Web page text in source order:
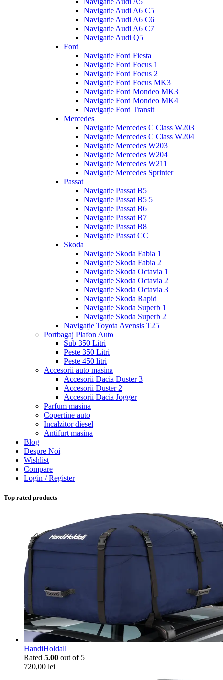
Navigatie Audi A5
Navigatie Audi A6 C5
Navigatie Audi A6 C6
Navigatie Audi A6 C7
Navigatie Audi Q5
Ford
Navigație Ford Fiesta
Navigație Ford Focus 1
Navigație Ford Focus 2
Navigație Ford Focus MK3
Navigație Ford Mondeo MK3
Navigație Ford Mondeo MK4
Navigație Ford Transit
Mercedes
Navigație Mercedes C Class W203
Navigație Mercedes C Class W204
Navigație Mercedes W203
Navigație Mercedes W204
Navigație Mercedes W211
Navigație Mercedes Sprinter
Passat
Navigație Passat B5
Navigație Passat B5 5
Navigație Passat B6
Navigație Passat B7
Navigație Passat B8
Navigație Passat CC
Skoda
Navigație Skoda Fabia 1
Navigație Skoda Fabia 2
Navigație Skoda Octavia 1
Navigație Skoda Octavia 2
Navigație Skoda Octavia 3
Navigație Skoda Rapid
Navigație Skoda Superb 1
Navigație Skoda Superb 2
Navigație Toyota Avensis T25
Portbagaj Plafon Auto
Sub 350 Litri
Peste 350 Litri
Peste 450 litri
Accesorii auto masina
Accesorii Dacia Duster 3
Accesorii Duster 2
Accesorii Dacia Jogger
Parfum masina
Copertine auto
Incalzitor diesel
Antifurt masina
Blog
Despre Noi
Wishlist
Compare
Login / Register
Top rated products
HandiHoldall
Rated 5.00 out of 5
720,00 lei